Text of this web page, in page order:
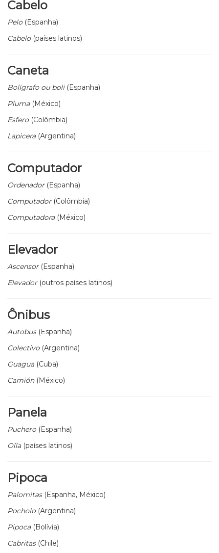
Cabelo
Pelo (Espanha)
Cabelo (países latinos)
Caneta
Bolígrafo ou boli (Espanha)
Pluma (México)
Esfero (Colômbia)
Lapicera (Argentina)
Computador
Ordenador (Espanha)
Computador (Colômbia)
Computadora (México)
Elevador
Ascensor (Espanha)
Elevador (outros países latinos)
Ônibus
Autobus (Espanha)
Colectivo (Argentina)
Guagua (Cuba)
Camión (México)
Panela
Puchero (Espanha)
Olla (países latinos)
Pipoca
Palomitas(Espanha, México)
Pocholo (Argentina)
Pipoca (Bolívia)
Cabritas (Chile)